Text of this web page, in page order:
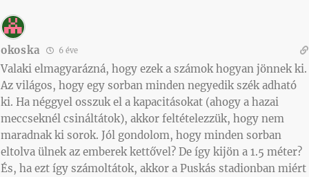
okoska 6 éve
Valaki elmagyarázná, hogy ezek a számok hogyan jönnek ki.
Az világos, hogy egy sorban minden negyedik szék adható
ki. Ha néggyel osszuk el a kapacitásokat (ahogy a hazai
meccseknél csináltátok), akkor feltételezzük, hogy nem
maradnak ki sorok. Jól gondolom, hogy minden sorban
eltolva ülnek az emberek kettővel? De így kijön a 1.5 méter?
És, ha ezt így számoltátok, akkor a Puskás stadionban miért